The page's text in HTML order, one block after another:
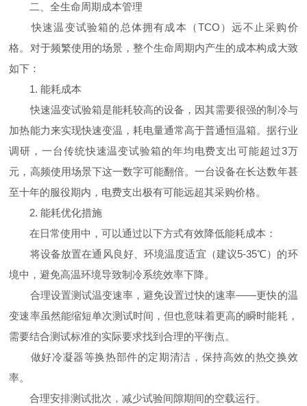
二、全生命周期成本管理
快速温变试验箱的总体拥有成本（TCO）远不止采购价
格。对于频繁使用的场景，整个生命周期内产生的成本构成大致
如下：
1. 能耗成本
快速温变试验箱是能耗较高的设备，因其需要很强的制冷与
加热能力来实现快速变温，耗电量通常高于普通恒温箱。据行业
调研，一台传统快速温变试验箱的年均电费支出可能超过3万
元，高频使用场景下这一数字可能翻倍。一台设备在长达数年甚
至十年的服役期内，电费支出极有可能远超其采购价格。
2. 能耗优化措施
在日常使用中，可以通过以下方式有效降低能耗成本：
将设备放置在通风良好、环境温度适宜（建议5-35℃）的环
境中，避免高温环境导致制冷系统效率下降。
合理设置测试温变速率，避免设置过快的速率——更快的温
变速率虽然能缩短单次测试时间，但也意味着更高的瞬时能耗，
需要结合测试标准的实际要求找到合理的平衡点。
做好冷凝器等换热部件的定期清洁，保持高效的热交换效
率。
合理安排测试批次，减少试验间隙期间的空载运行。